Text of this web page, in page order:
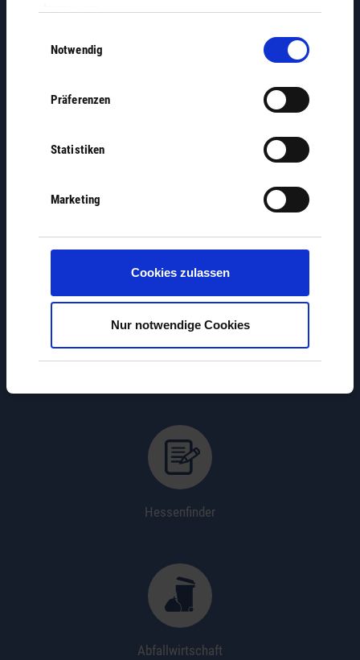
Impressum.
Notwendig
Präferenzen
Statistiken
Marketing
Cookies zulassen
Nur notwendige Cookies
Jobbörse
Hessenfinder
Abfallwirtschaft